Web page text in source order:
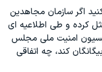
اگر سازمان مجاهدين
کرده و طی اطلاعيه ای
امنيت ملی مجلس
کند، چه اتفاقی